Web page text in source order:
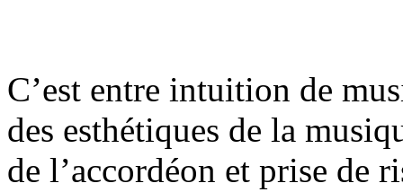
C’est entre intuition de
des esthétiques de la
de l’accordéon et prise de